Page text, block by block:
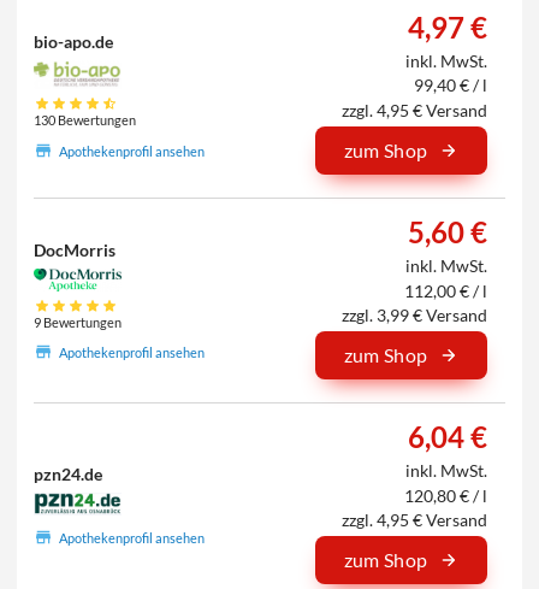
bio-apo.de
130 Bewertungen
Apothekenprofil ansehen
4,97 €
inkl. MwSt.
99,40 € / l
zzgl. 4,95 € Versand
zum Shop
DocMorris
9 Bewertungen
Apothekenprofil ansehen
5,60 €
inkl. MwSt.
112,00 € / l
zzgl. 3,99 € Versand
zum Shop
pzn24.de
Apothekenprofil ansehen
6,04 €
inkl. MwSt.
120,80 € / l
zzgl. 4,95 € Versand
zum Shop